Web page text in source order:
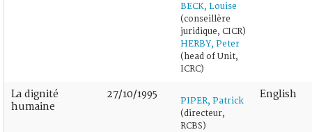
BECK, Louise
(conseillère
juridique, CICR)
HERBY, Peter
(head of Unit,
ICRC)
La dignité
humaine
27/10/1995
PIPER, Patrick
(directeur,
RCBS)
English